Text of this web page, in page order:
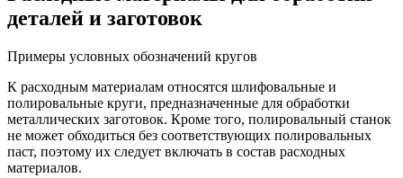
деталей и заготовок
Примеры условных обозначений кругов
К расходным материалам относятся шлифовальные и
полировальные круги, предназначенные для обработки
металлических заготовок. Кроме того, полировальный станок
не может обходиться без соответствующих полировальных
паст, поэтому их следует включать в состав расходных
материалов.